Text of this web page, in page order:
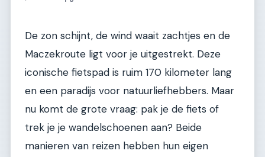
De zon schijnt, de wind waait zachtjes en de
Maczekroute ligt voor je uitgestrekt. Deze
iconische fietspad is ruim 170 kilometer lang
en een paradijs voor natuurliefhebbers. Maar
nu komt de grote vraag: pak je de fiets of
trek je je wandelschoenen aan? Beide
manieren van reizen hebben hun eigen